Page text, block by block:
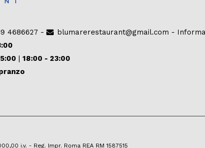
4686627 - blumarerestaurant@gmail.com -
| 18:00 - 23:00
i.v. - Reg. Impr. Roma REA RM 1587515